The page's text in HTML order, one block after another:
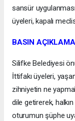
sansür
üyeleri, kapalı
BASIN
Silifke Belediyesi
İttifakı üyeleri,
zihniyetin ne
dile getirerek,
oturumun şüphe